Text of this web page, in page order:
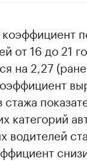
от 16 до 21
на 2,27
категорий
водителей